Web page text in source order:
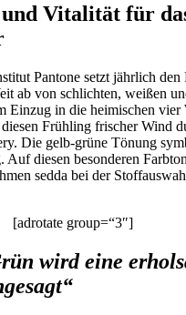
Vitalität für
Pantone setzt jährlich den
ab von schlichten, weißen
Einzug in die heimischen vier
Frühling frischer Wind
Die gelb-grüne Tönung
diesen besonderen
sedda bei der
[adrotate group=“3″]
wird eine